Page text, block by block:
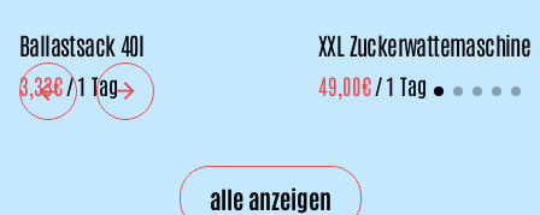
Ballastsack 40l
/
XXL Zuckerwattemaschine
/
alle anzeigen